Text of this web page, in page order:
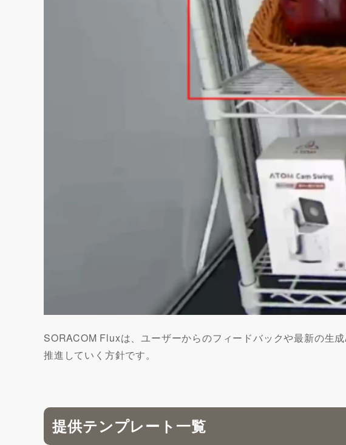
SORACOM Fluxは、ユーザーからのフィードバックや最新の生
推進していく方針です。
提供テンプレート一覧